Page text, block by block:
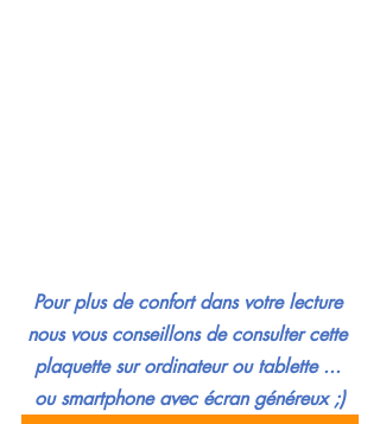
Pour plus de confort dans votre lecture
nous vous conseillons de consulter cette
plaquette sur ordinateur ou tablette ...
ou smartphone avec écran généreux ;)